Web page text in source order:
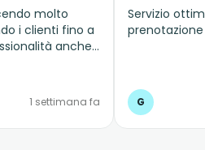
molto
i clienti fino a
anche
1 settimana fa
Servizio
prenotazione
G